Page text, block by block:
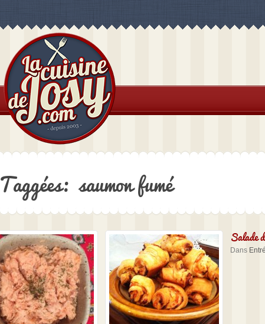
Taggées: saumon fumé
Salade
Dans